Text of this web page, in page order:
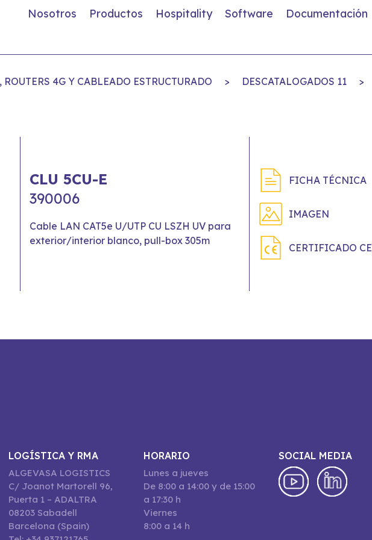
Nosotros Productos Hospitality Software Documentación
4G Y CABLEADO ESTRUCTURADO > DESCATALOGADOS 11 >
CLU 5CU-E
390006
Cable LAN CAT5e U/UTP CU LSZH UV para
exterior/interior blanco, pull-box 305m
FICHA TÉCNICA
IMAGEN
CERTIFICADO CE
LOGÍSTICA Y RMA
ALGEVASA LOGISTICS
C/ Joanot Martorell 96,
Puerta 1 – ADALTRA
08203 Sabadell
Barcelona (Spain)
HORARIO
Lunes a jueves
De 8:00 a 14:00 y de 15:00
a 17:30 h
Viernes
8:00 a 14 h
SOCIAL MEDIA